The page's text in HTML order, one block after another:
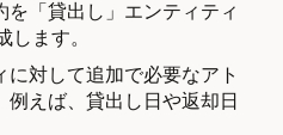
を「貸出し」エンティティ
します。
に対して追加で必要なアト
例えば、貸出し日や返却日